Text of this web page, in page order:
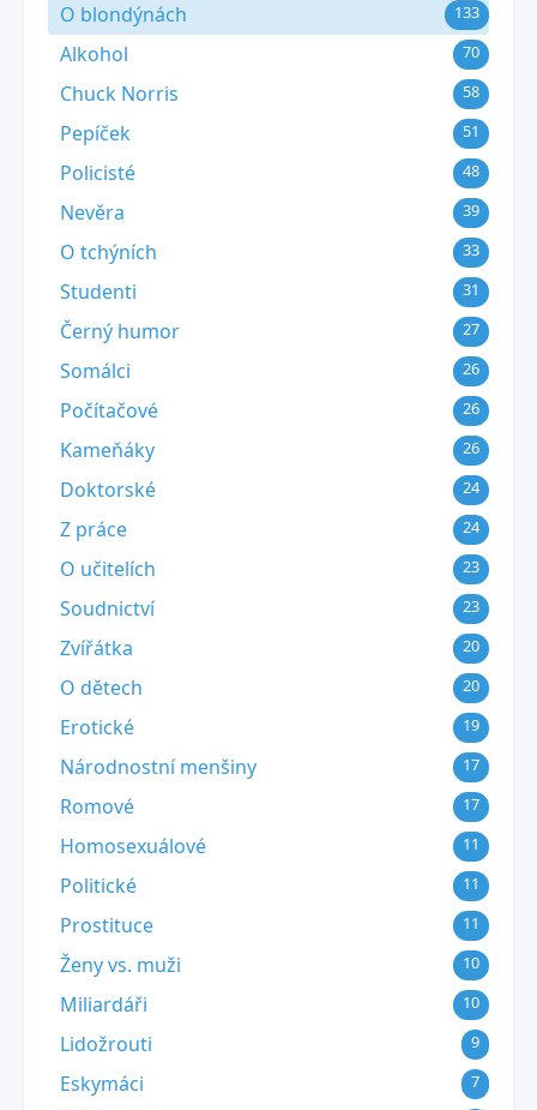
O blondýnách 133
Alkohol 70
Chuck Norris 58
Pepíček 51
Policisté 48
Nevěra 39
O tchýních 33
Studenti 31
Černý humor 27
Somálci 26
Počítačové 26
Kameňáky 26
Doktorské 24
Z práce 24
O učitelích 23
Soudnictví 23
Zvířátka 20
O dětech 20
Erotické 19
Národnostní menšiny 17
Romové 17
Homosexuálové 11
Politické 11
Prostituce 11
Ženy vs. muži 10
Miliardáři 10
Lidožrouti 9
Eskymáci 7